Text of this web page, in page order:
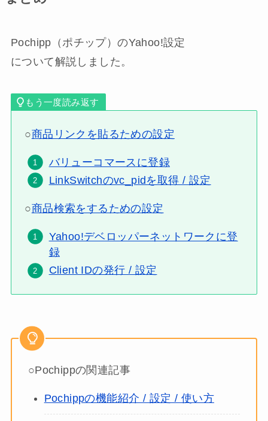
Pochipp（ポチップ）のYahoo!設定
について解説しました。
もう一度読み返す
○商品リンクを貼るための設定
バリューコマースに登録
LinkSwitchのvc_pidを取得 / 設定
○商品検索をするための設定
Yahoo!デベロッパーネットワークに登
録
Client IDの発行 / 設定
○Pochippの関連記事
Pochippの機能紹介 / 設定 / 使い方